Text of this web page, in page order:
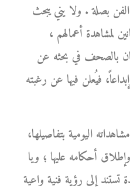
بصلة . ولا يني يبحث
لمشاهدة أعمالهم ،
بالصحف في بحثه عن
فيُعلن فيها عن رغبته
اليومية بتفاصيلها،
أحكامه عليها ؛ ويا
تستند إلى رؤية فنية واعية